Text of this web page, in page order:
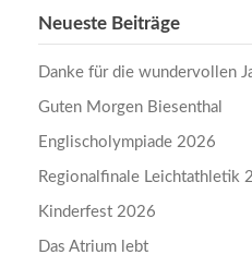
Neueste Beiträge
Danke für die wundervollen
Guten Morgen Biesenthal
Englischolympiade 2026
Regionalfinale Leichtathletik
Kinderfest 2026
Das Atrium lebt